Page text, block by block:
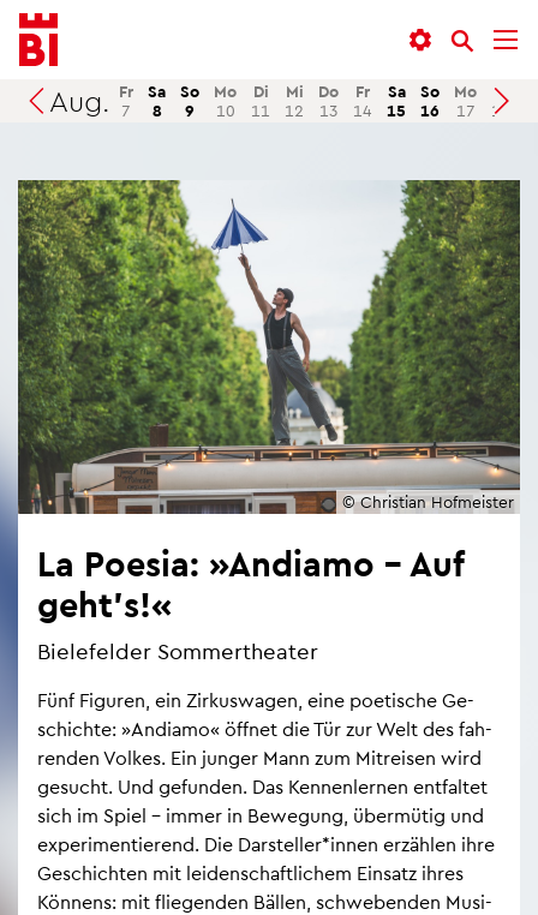
In­
halt
an­
sprin­
Menü
an­
sprin­
gen
Suche
an­
sprin­
gen
Suchen
Aug. Fr
7
Sa
8
So
9
Mo
10
Di
11
Mi
12
Do
13
Fr
14
Sa
15
So
16
Mo
17
Di
18
© Chris­ti­an Hof­meis­ter
La Poe­sia: »An­dia­mo – Auf
geht’s!«
Bie­le­fel­der Som­mer­thea­ter
Fünf Fi­gu­ren, ein Zir­kus­wa­gen, eine poe­ti­sche Ge­
schich­te: »An­dia­mo« öff­net die Tür zur Welt des fah­
ren­den Vol­kes. Ein jun­ger Mann zum Mit­rei­sen wird
ge­sucht. Und ge­fun­den. Das Ken­nen­ler­nen ent­fal­tet
sich im Spiel – immer in Be­we­gung, über­mü­tig und
ex­pe­ri­men­tie­rend. Die Dar­stel­ler*innen er­zäh­len ihre
Ge­schich­ten mit lei­den­schaft­li­chem Ein­satz ihres
Kön­nens: mit flie­gen­den Bäl­len, schwe­ben­den Mu­si­